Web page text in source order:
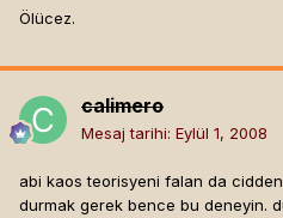
Ölücez.
calimero
Mesaj tarihi: Eylül 1, 2008
abi kaos teorisyeni falan da
durmak gerek bence bu deneyin.